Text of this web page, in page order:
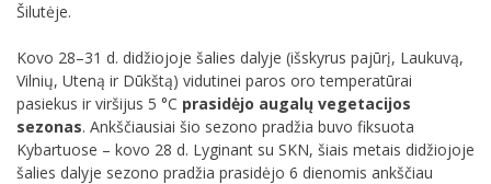
Šilutėje.
Kovo 28–31 d. didžiojoje šalies dalyje (išskyrus pajūrį, Laukuvą,
Vilnių, Uteną ir Dūkštą) vidutinei paros oro temperatūrai
pasiekus ir viršijus 5 °C prasidėjo augalų vegetacijos
sezonas. Ankščiausiai šio sezono pradžia buvo fiksuota
Kybartuose – kovo 28 d. Lyginant su SKN, šiais metais didžiojoje
šalies dalyje sezono pradžia prasidėjo 6 dienomis ankščiau